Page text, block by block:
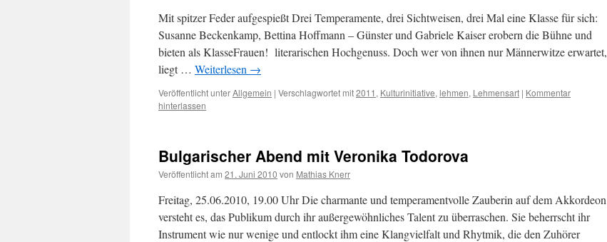
Mit spitzer Feder aufgespießt Drei Temperamente, drei Sichtweisen, drei Mal eine Klasse für sich:
Susanne Beckenkamp, Bettina Hoffmann – Günster und Gabriele Kaiser erobern die Bühne und
bieten als KlasseFrauen! literarischen Hochgenuss. Doch wer von ihnen nur Männerwitze erwartet,
liegt … Weiterlesen →
Veröffentlicht unterAllgemein | Verschlagwortet mit2011 , Kulturinitiative, lehmen, Lehmensart | Kommentar
hinterlassen
Bulgarischer Abend mit Veronika Todorova
Veröffentlicht am 21. Juni 2010 von Mathias Knerr
Freitag, 25.06.2010, 19.00 Uhr Die charmante und temperamentvolle Zauberin auf dem Akkordeon
versteht es, das Publikum durch ihr außergewöhnliches Talent zu überraschen. Sie beherrscht ihr
Instrument wie nur wenige und entlockt ihm eine Klangvielfalt und Rhytmik, die den Zuhörer